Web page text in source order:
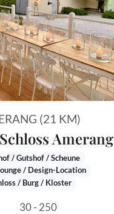
(21 KM)
Amerang
/ Gutshof / Scheune
/ Design-Location
/ Burg / Kloster
30 - 250